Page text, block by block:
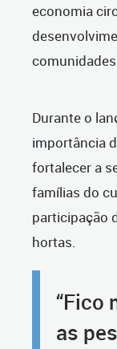
economia
Durante o
importância
fortalecer a
famílias do
participação
hortas.
“Fico
as